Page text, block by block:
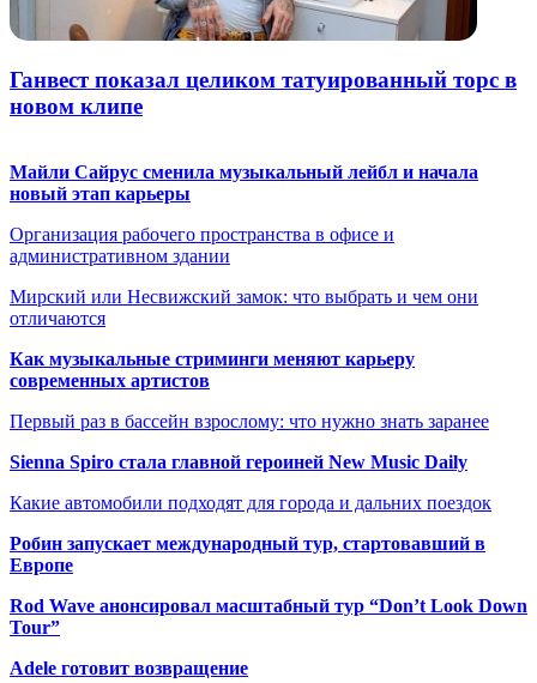
Ганвест показал целиком татуированный торс в
новом клипе
Майли Сайрус сменила музыкальный лейбл и начала
новый этап карьеры
Организация рабочего пространства в офисе и
административном здании
Мирский или Несвижский замок: что выбрать и чем они
отличаются
Как музыкальные стриминги меняют карьеру
современных артистов
Первый раз в бассейн взрослому: что нужно знать заранее
Sienna Spiro стала главной героиней New Music Daily
Какие автомобили подходят для города и дальних поездок
Робин запускает международный тур, стартовавший в
Европе
Rod Wave анонсировал масштабный тур “Don’t Look Down
Tour”
Adele готовит возвращение